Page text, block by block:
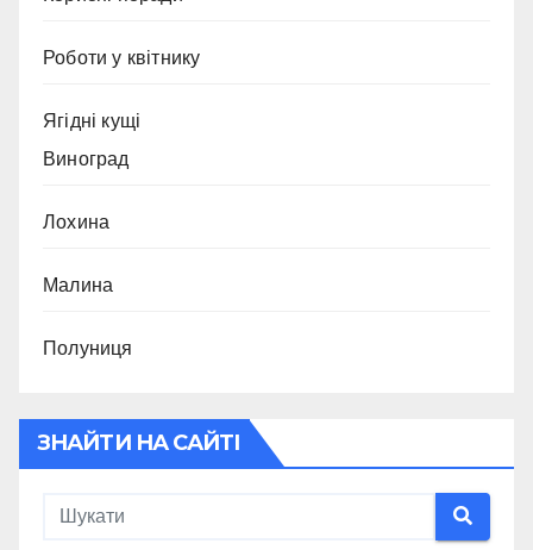
Роботи у квітнику
Ягідні кущі
Виноград
Лохина
Малина
Полуниця
ЗНАЙТИ НА САЙТІ